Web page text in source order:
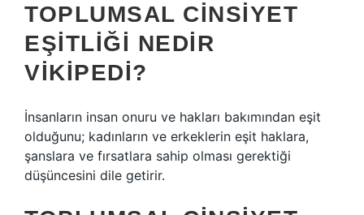
TOPLUMSAL CINSIYET
EŞITLIĞI NEDIR
VIKIPEDI?
İnsanların insan onuru ve hakları bakımından eşit
olduğunu; kadınların ve erkeklerin eşit haklara,
şanslara ve fırsatlara sahip olması gerektiği
düşüncesini dile getirir.